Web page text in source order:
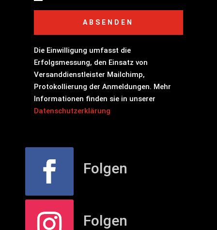
ABSENDEN
Die Einwilligung umfasst die
Erfolgsmessung, den Einsatz von
Versanddienstleister Mailchimp,
Protokollierung der Anmeldungen. Mehr
Informationen finden sie in unserer
Datenschutzerklärung
Folgen
Folgen